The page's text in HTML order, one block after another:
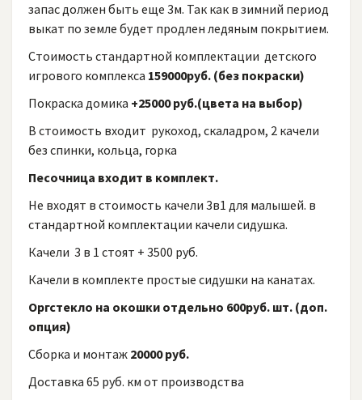
запас должен быть еще 3м. Так как в зимний период
выкат по земле будет продлен ледяным покрытием.
Стоимость стандартной комплектации детского
игрового комплекса 159000руб. (без покраски)
Покраска домика +25000 руб.(цвета на выбор)
В стоимость входит рукоход, скаладром, 2 качели
без спинки, кольца, горка
Песочница входит в комплект.
Не входят в стоимость качели 3в1 для малышей. в
стандартной комплектации качели сидушка.
Качели 3 в 1 стоят + 3500 руб.
Качели в комплекте простые сидушки на канатах.
Оргстекло на окошки отдельно 600руб. шт. (доп.
опция)
Сборка и монтаж 20000 руб.
Доставка 65 руб. км от производства